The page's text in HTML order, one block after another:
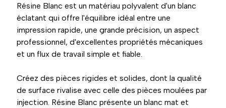
Résine Blanc est un matériau polyvalent d'un blanc
éclatant qui offre l'équilibre idéal entre une
impression rapide, une grande précision, un aspect
professionnel, d'excellentes propriétés mécaniques
et un flux de travail simple et fiable.
Créez des pièces rigides et solides, dont la qualité
de surface rivalise avec celle des pièces moulées par
injection. Résine Blanc présente un blanc mat et